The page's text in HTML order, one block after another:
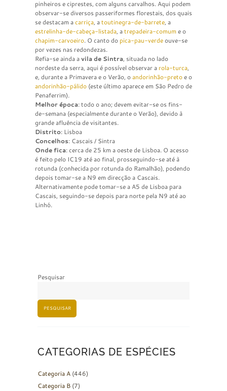
pinheiros e ciprestes, com alguns carvalhos. Aqui podem
observar-se diversos passeriformes florestais, dos quais
se destacam acarriça, atoutinegra-de-barrete, a
estrelinha-de-cabeça-listada, atrepadeira-comum e o
chapim-carvoeiro. O canto do pica-pau-verdeouve-se
por vezes nas redondezas.
Refia-se ainda avila de Sintra, situada no lado
nordeste da serra, aqui é possível observar a rola-turca,
e, durante a Primavera e o Verão, oandorinhão-pretoe o
andorinhão-pálido (este último aparece em São Pedro de
Penaferrim).
Melhor época: todo o ano; devem evitar-se os fins-
de-semana (especialmente durante o Verão), devido à
grande afluência de visitantes.
Distrito: Lisboa
Concelhos: Cascais / Sintra
Onde fica: cerca de 25 km a oeste de Lisboa. O acesso
é feito pelo IC19 até ao final, prosseguindo-se até à
rotunda (conhecida por rotunda do Ramalhão), podendo
depois tomar-se a N9 em direcção a Cascais.
Alternativamente pode tomar-se a A5 de Lisboa para
Cascais, seguindo-se depois para norte pela N9 até ao
Linhó.
Pesquisar
PESQUISAR
CATEGORIAS DE ESPÉCIES
Categoria A (446)
Categoria B (7)